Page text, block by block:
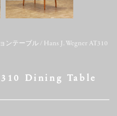
ンテーブル / Hans J. Wegner AT310
Dining Table